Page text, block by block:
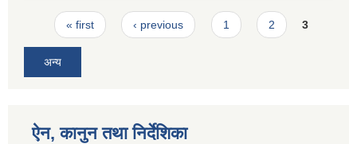
Pages
« first ‹ previous 1 2 3
अन्य
ऐन, कानुन तथा निर्देशिका